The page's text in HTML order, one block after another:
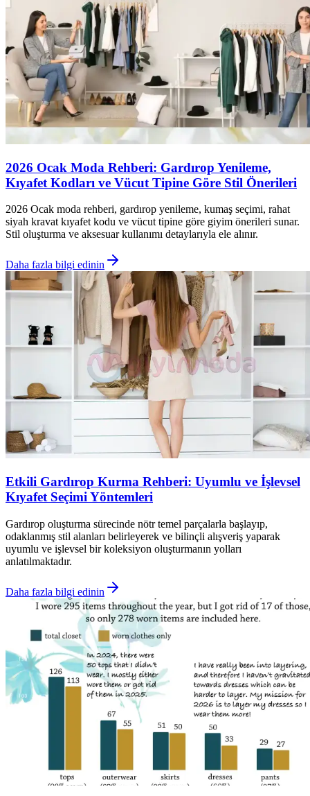
2026 Ocak Moda Rehberi: Gardırop Yenileme,
Kıyafet Kodları ve Vücut Tipine Göre Stil Önerileri
2026 Ocak moda rehberi, gardırop yenileme, kumaş seçimi, rahat
siyah kravat kıyafet kodu ve vücut tipine göre giyim önerileri sunar.
Stil oluşturma ve aksesuar kullanımı detaylarıyla ele alınır.
Daha fazla bilgi edinin
Etkili Gardırop Kurma Rehberi: Uyumlu ve İşlevsel
Kıyafet Seçimi Yöntemleri
Gardırop oluşturma sürecinde nötr temel parçalarla başlayıp,
odaklanmış stil alanları belirleyerek ve bilinçli alışveriş yaparak
uyumlu ve işlevsel bir koleksiyon oluşturmanın yolları
anlatılmaktadır.
Daha fazla bilgi edinin